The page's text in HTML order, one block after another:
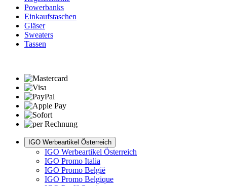
Powerbanks
Einkaufstaschen
Gläser
Sweaters
Tassen
IGO Werbeartikel Österreich
IGO Werbeartikel Österreich
IGO Promo Italia
IGO Promo België
IGO Promo Belgique